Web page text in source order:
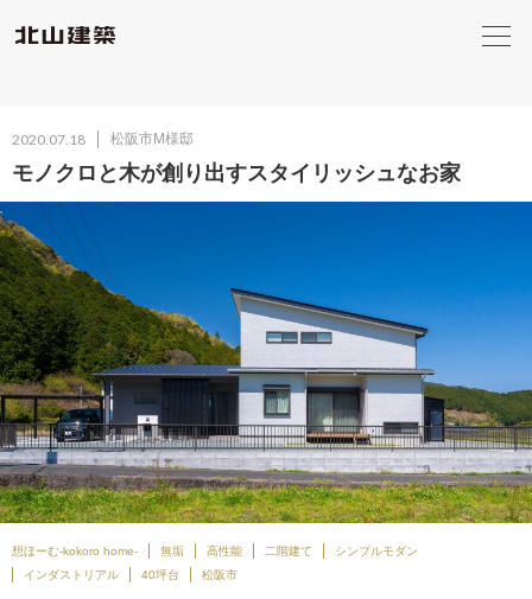
2020.07.18 松阪市M様邸
モノクロと木が創り出すスタイリッシュなお家
想ほーむ-kokoro home- 無垢 高性能 二階建て
シンプルモダン
インダストリアル
40坪台 松阪市